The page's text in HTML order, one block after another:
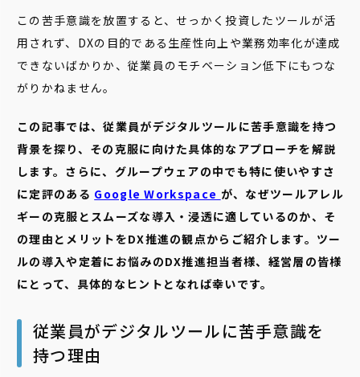
この苦手意識を放置すると、せっかく投資したツールが活
用されず、DXの目的である生産性向上や業務効率化が達成
できないばかりか、従業員のモチベーション低下にもつな
がりかねません。
この記事では、従業員がデジタルツールに苦手意識を持つ
背景を探り、その克服に向けた具体的なアプローチを解説
します。さらに、グループウェアの中でも特に使いやすさ
に定評のある Google Workspace が、なぜツールアレル
ギーの克服とスムーズな導入・浸透に適しているのか、そ
の理由とメリットをDX推進の観点からご紹介します。ツー
ルの導入や定着にお悩みのDX推進担当者様、経営層の皆様
にとって、具体的なヒントとなれば幸いです。
従業員がデジタルツールに苦手意識を
持つ理由